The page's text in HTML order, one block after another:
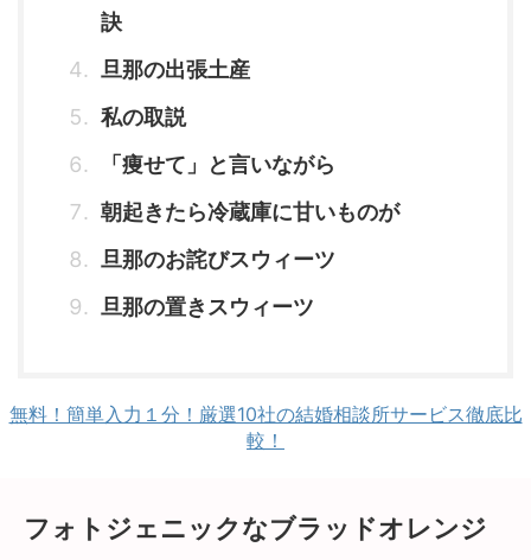
訣
旦那の出張土産
私の取説
「痩せて」と言いながら
朝起きたら冷蔵庫に甘いものが
旦那のお詫びスウィーツ
旦那の置きスウィーツ
無料！簡単入力１分！厳選10社の結婚相談所サービス徹底比
較！
フォトジェニックなブラッドオレンジ